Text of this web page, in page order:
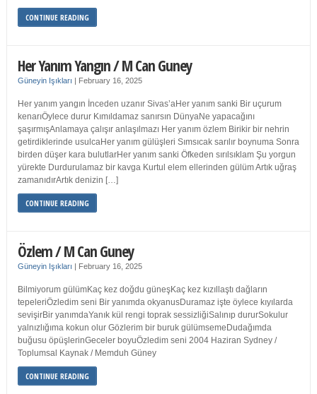
CONTINUE READING
Her Yanım Yangın / M Can Guney
Güneyin Işıkları | February 16, 2025
Her yanım yangın İnceden uzanır Sivas’aHer yanım sanki Bir uçurum
kenarıÖylece durur Kımıldamaz sanırsın DünyaNe yapacağını
şaşırmışAnlamaya çalışır anlaşılmazı Her yanım özlem Birikir bir nehrin
getirdiklerinde usulcaHer yanım gülüşleri Sımsıcak sarılır boynuma Sonra
birden düşer kara bulutlarHer yanım sanki Öfkeden sırılsıklam Şu yorgun
yürekte Durdurulamaz bir kavga Kurtul elem ellerinden gülüm Artık uğraş
zamanıdırArtık denizin […]
CONTINUE READING
Özlem / M Can Guney
Güneyin Işıkları | February 16, 2025
Bilmiyorum gülümKaç kez doğdu güneşKaç kez kızıllaştı dağların
tepeleriÖzledim seni Bir yanımda okyanusDuramaz işte öylece kıyılarda
sevişirBir yanımdaYanık kül rengi toprak sessizliğiSalınıp dururSokulur
yalnızlığıma kokun olur Gözlerim bir buruk gülümsemeDudağımda
buğusu öpüşlerinGeceler boyuÖzledim seni 2004 Haziran Sydney /
Toplumsal Kaynak / Memduh Güney
CONTINUE READING